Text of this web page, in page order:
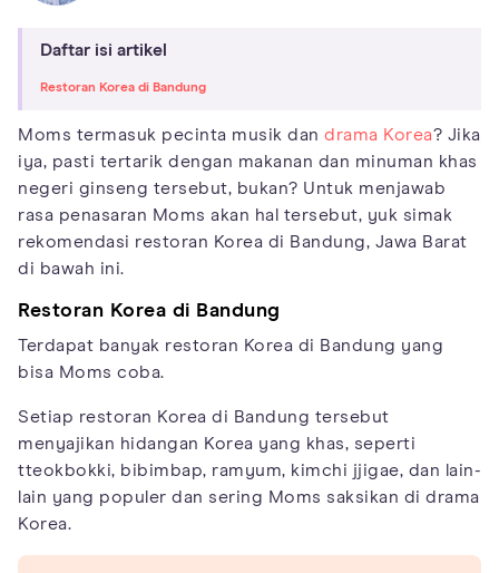
Daftar isi artikel
Restoran Korea di Bandung
Moms termasuk pecinta musik dan drama Korea? Jika
iya, pasti tertarik dengan makanan dan minuman khas
negeri ginseng tersebut, bukan? Untuk menjawab
rasa penasaran Moms akan hal tersebut, yuk simak
rekomendasi restoran Korea di Bandung, Jawa Barat
di bawah ini.
Restoran Korea di Bandung
Terdapat banyak restoran Korea di Bandung yang
bisa Moms coba.
Setiap restoran Korea di Bandung tersebut
menyajikan hidangan Korea yang khas, seperti
tteokbokki, bibimbap, ramyum, kimchi jjigae, dan lain-
lain yang populer dan sering Moms saksikan di drama
Korea.